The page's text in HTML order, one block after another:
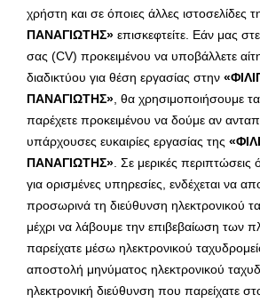
χρήστη και σε όποιες άλλες ιστοσελίδες
ΠΑΝΑΓΙΩΤΗΣ» επισκεφτείτε. Εάν μας
σας (CV) προκειμένου να υποβάλλετε
διαδικτύου για θέση εργασίας στην
ΠΑΝΑΓΙΩΤΗΣ» , θα χρησιμοποιήσουμε
παρέχετε προκειμένου να δούμε αν
υπάρχουσες ευκαιρίες εργασίας της
ΠΑΝΑΓΙΩΤΗΣ» . Σε μερικές περιπτώσεις
για ορισμένες υπηρεσίες, ενδέχεται να
προσωρινά τη διεύθυνση ηλεκτρονικού
μέχρι να λάβουμε την επιβεβαίωση των
παρείχατε μέσω ηλεκτρονικού
αποστολή μηνύματος ηλεκτρονικού
ηλεκτρονική διεύθυνση που παρείχατε